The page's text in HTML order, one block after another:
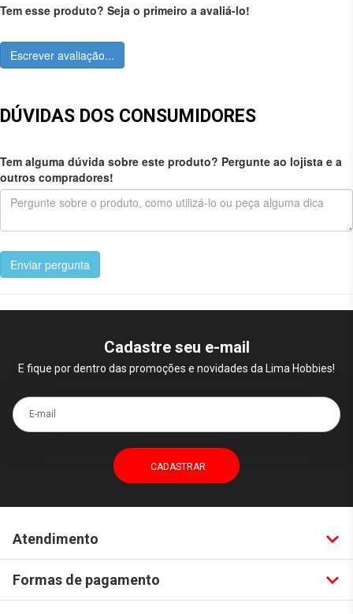
Tem esse produto? Seja o primeiro a avaliá-lo!
Escrever avaliação...
DÚVIDAS DOS CONSUMIDORES
Tem alguma dúvida sobre este produto? Pergunte ao lojista e a
outros compradores!
Enviar pergunta
Cadastre seu e-mail
E fique por dentro das promoções e novidades da Lima Hobbies!
E-mail
Atendimento
Formas de pagamento